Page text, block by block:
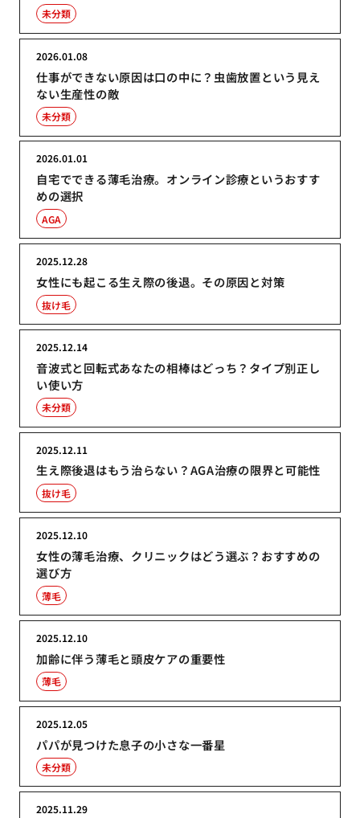
未分類
仕事ができない原因は口の中に？虫歯放置という見え
ない生産性の敵
2026.01.08
未分類
自宅でできる薄毛治療。オンライン診療というおすす
めの選択
2026.01.01
AGA
女性にも起こる生え際の後退。その原因と対策
2025.12.28
抜け毛
音波式と回転式あなたの相棒はどっち？タイプ別正し
い使い方
2025.12.14
未分類
生え際後退はもう治らない？AGA治療の限界と可能性
2025.12.11
抜け毛
女性の薄毛治療、クリニックはどう選ぶ？おすすめの
選び方
2025.12.10
薄毛
加齢に伴う薄毛と頭皮ケアの重要性
2025.12.10
薄毛
パパが見つけた息子の小さな一番星
2025.12.05
未分類
2025.11.29